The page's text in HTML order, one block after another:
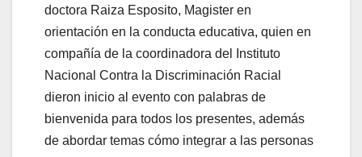
doctora Raiza Esposito, Magister en
orientación en la conducta educativa, quien en
compañía de la coordinadora del Instituto
Nacional Contra la Discriminación Racial
dieron inicio al evento con palabras de
bienvenida para todos los presentes, además
de abordar temas cómo integrar a las personas